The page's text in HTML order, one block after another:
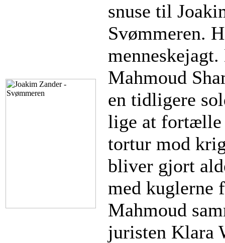
snuse til
Svømmeren.
Mahmoud
en tidligere
lige at fortælle
tortur mod
bliver gjort
med kuglerne
Mahmoud
juristen Klara